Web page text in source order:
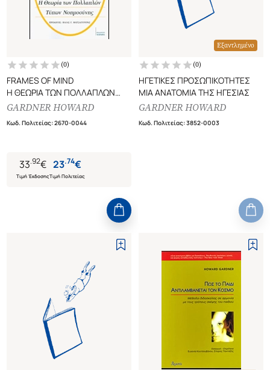
(0)
FRAMES OF MIND
Η ΘΕΩΡΙΑ ΤΩΝ ΠΟΛΛΑΠΛΩΝ
ΤΥΠΩΝ ΝΟΗΜΟΣΥΝΗΣ
GARDNER HOWARD
Κωδ. Πολιτείας:2670-0044
33.92€
Τιμή Έκδοσης
23.74€
Τιμή Πολιτείας
Εξαντλημένο
(0)
ΗΓΕΤΙΚΕΣ ΠΡΟΣΩΠΙΚΟΤΗΤΕΣ
ΜΙΑ ΑΝΑΤΟΜΙΑ ΤΗΣ ΗΓΕΣΙΑΣ
GARDNER HOWARD
Κωδ. Πολιτείας:3852-0003